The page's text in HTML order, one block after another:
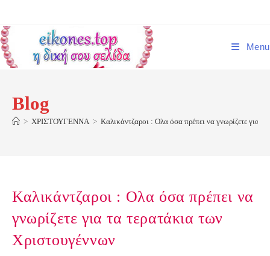
content
Menu
Blog
> ΧΡΙΣΤΟΥΓΕΝΝΑ > Καλικάντζαροι : Ολα όσα πρέπει να γνωρίζετε για
Καλικάντζαροι : Ολα όσα πρέπει να
γνωρίζετε για τα τερατάκια των
Χριστουγέννων